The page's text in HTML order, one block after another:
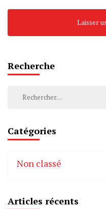
Recherche
Rechercher :
Catégories
Non classé
Articles récents